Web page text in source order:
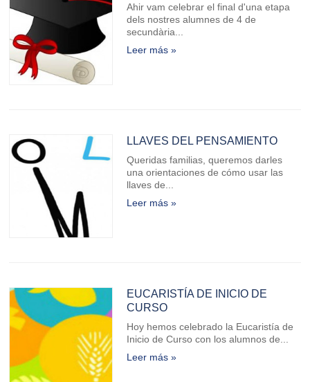
Ahir vam celebrar el final d'una etapa
dels nostres alumnes de 4 de
secundària...
Leer más »
LLAVES DEL PENSAMIENTO
Queridas familias, queremos darles
una orientaciones de cómo usar las
llaves de...
Leer más »
EUCARISTÍA DE INICIO DE
CURSO
Hoy hemos celebrado la Eucaristía de
Inicio de Curso con los alumnos de...
Leer más »